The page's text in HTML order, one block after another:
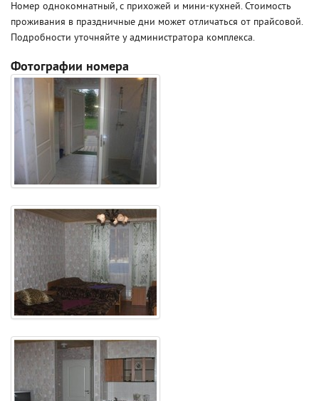
Номер однокомнатный, с прихожей и мини-кухней. Стоимость
проживания в праздничные дни может отличаться от прайсовой.
Подробности уточняйте у администратора комплекса.
Фотографии номера